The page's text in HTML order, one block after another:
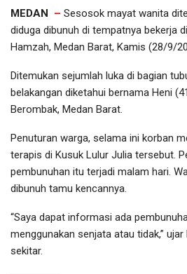
MEDAN – Sesosok mayat wanita
diduga dibunuh di tempatnya bekerja
Hamzah, Medan Barat, Kamis (28/9/
Ditemukan sejumlah luka di bagian
belakangan diketahui bernama Heni
Berombak, Medan Barat.
Penuturan warga, selama ini korban
terapis di Kusuk Lulur Julia tersebut.
pembunuhan itu terjadi malam hari.
dibunuh tamu kencannya.
“Saya dapat informasi ada
menggunakan senjata atau tidak,”
sekitar.